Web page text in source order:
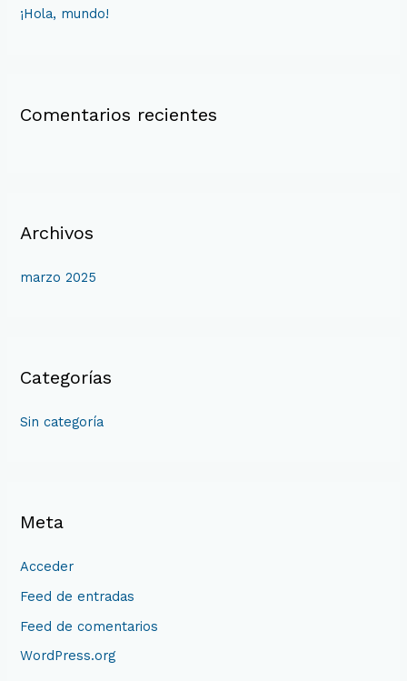
p
¡Hola, mundo!
Comentarios recientes
Archivos
marzo 2025
Categorías
Sin categoría
Meta
Acceder
Feed de entradas
Feed de comentarios
WordPress.org